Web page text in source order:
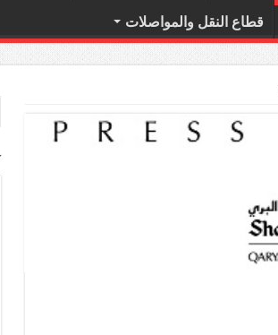
قطاع النقل والمواصلات